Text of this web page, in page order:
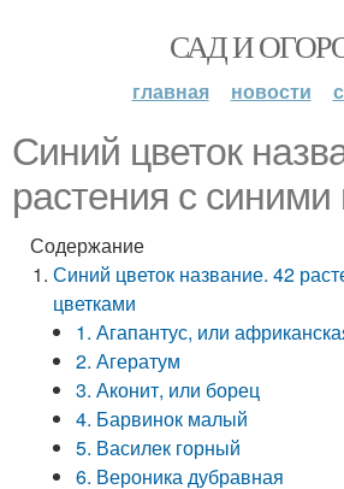
САД И
главная новости
Синий цветок
растения с синими
Содержание
Синий цветок название. 42
цветками
1. Агапантус, или
2. Агератум
3. Аконит, или борец
4. Барвинок малый
5. Василек горный
6. Вероника дубравная